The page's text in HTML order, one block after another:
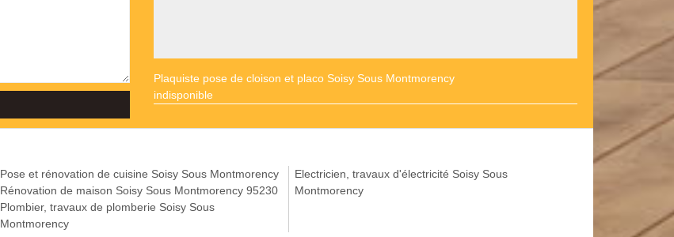
Plaquiste pose de cloison et placo Soisy Sous Montmorency
indisponible
Pose et rénovation de cuisine Soisy Sous Montmorency
Rénovation de maison Soisy Sous Montmorency 95230
Plombier, travaux de plomberie Soisy Sous
Montmorency
Electricien, travaux d'électricité Soisy Sous
Montmorency